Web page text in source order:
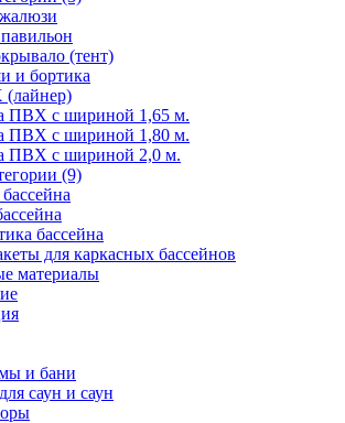
(тент)
и бортика
ПВХ с шириной 1,65 м.
ПВХ с шириной 1,80 м.
ПВХ с шириной 2,0 м.
(9)
бассейна
для каркасных бассейнов
материалы
и бани
саун и саун